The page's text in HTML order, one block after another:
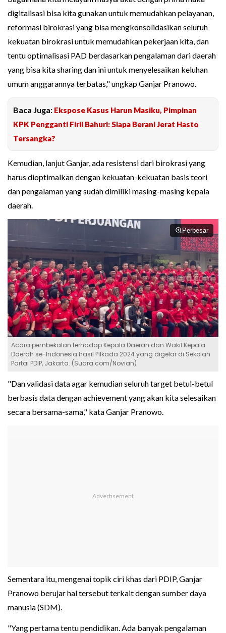
digitalisasi bisa kita gunakan untuk memudahkan pelayanan,
reformasi birokrasi yang bisa mengkonsolidasikan seluruh
kekuatan birokrasi untuk memudahkan pekerjaan kita, dan
tentu optimalisasi PAD berdasarkan pengalaman dari daerah
yang bisa kita sharing dan ini untuk menyelesaikan keluhan
umum anggarannya terbatas," ungkap Ganjar Pranowo.
Baca Juga: Ekspose Kasus Harun Masiku, Pimpinan
KPK Pengganti Firli Bahuri: Siapa Berani Jerat Hasto
Tersangka?
Kemudian, lanjut Ganjar, ada resistensi dari birokrasi yang
harus dioptimalkan dengan kekuatan-kekuatan basis teori
dan pengalaman yang sudah dimiliki masing-masing kepala
daerah.
Perbesar
Acara pembekalan terhadap Kepala Daerah dan Wakil Kepala
Daerah se-Indonesia hasil Pilkada 2024 yang digelar di Sekolah
Partai PDIP, Jakarta. (Suara.com/Novian)
"Dan validasi data agar kemudian seluruh target betul-betul
berbasis data dengan achievement yang akan kita selesaikan
secara bersama-sama," kata Ganjar Pranowo.
Sementara itu, mengenai topik ciri khas dari PDIP, Ganjar
Pranowo berujar hal tersebut terkait dengan sumber daya
manusia (SDM).
"Yang pertama tentu pendidikan. Ada banyak pengalaman